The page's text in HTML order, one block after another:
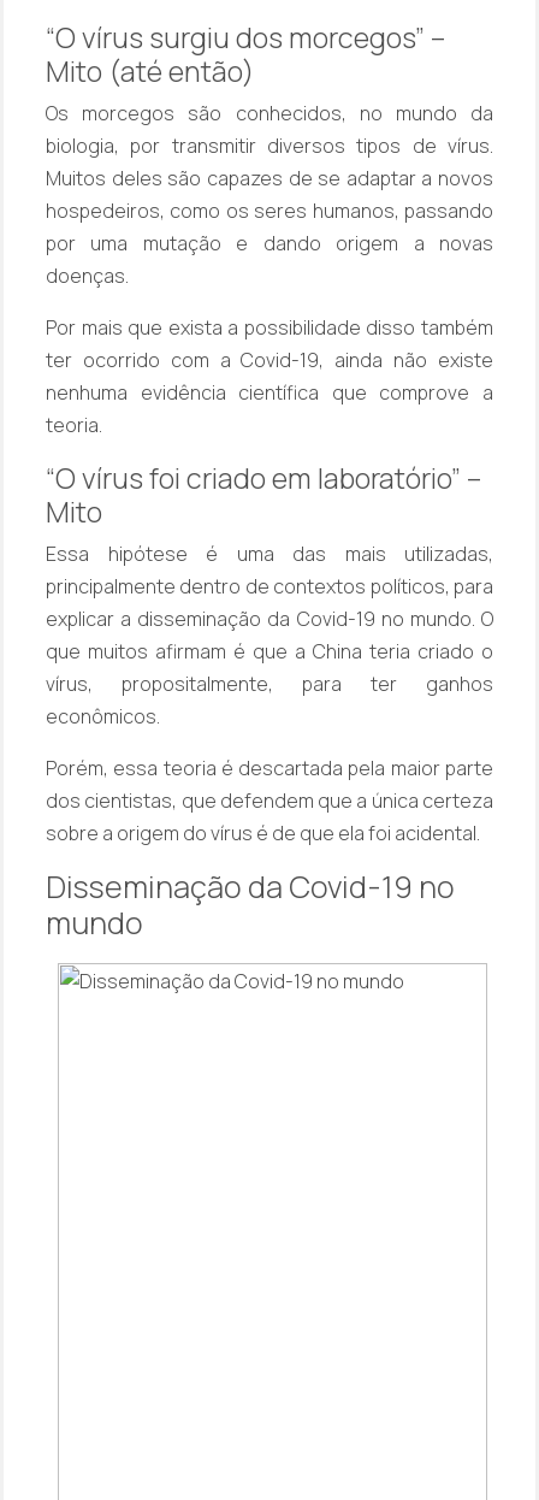
“O vírus surgiu dos morcegos” –
Mito (até então)
Os morcegos são conhecidos, no mundo da
biologia, por transmitir diversos tipos de vírus.
Muitos deles são capazes de se adaptar a novos
hospedeiros, como os seres humanos, passando
por uma mutação e dando origem a novas
doenças.
Por mais que exista a possibilidade disso também
ter ocorrido com a Covid-19, ainda não existe
nenhuma evidência científica que comprove a
teoria.
“O vírus foi criado em laboratório” –
Mito
Essa hipótese é uma das mais utilizadas,
principalmente dentro de contextos políticos, para
explicar a disseminação da Covid-19 no mundo. O
que muitos afirmam é que a China teria criado o
vírus, propositalmente, para ter ganhos
econômicos.
Porém, essa teoria é descartada pela maior parte
dos cientistas, que defendem que a única certeza
sobre a origem do vírus é de que ela foi acidental.
Disseminação da Covid-19 no
mundo